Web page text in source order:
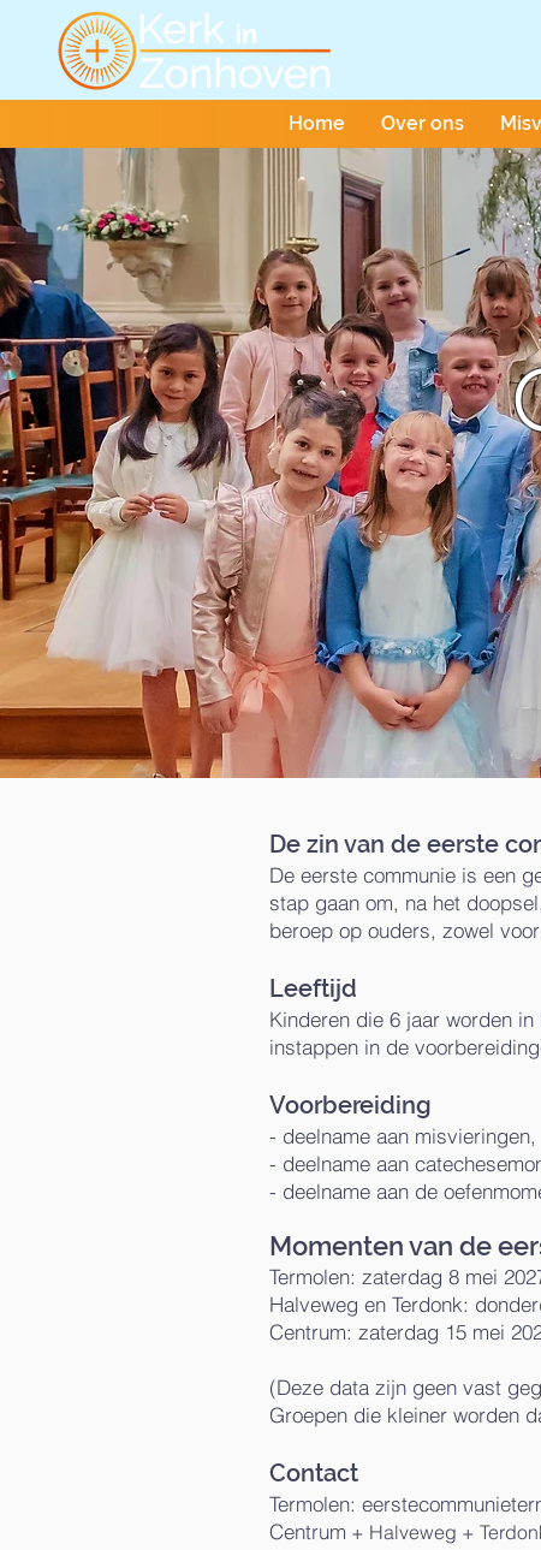
Home Over ons
De zin van de eerste
De eerste communie is een
stap gaan om, na het
beroep op ouders, zowel
Leeftijd
Kinderen die 6 jaar worden
instappen in de
Voorbereiding
- deelname aan misvieringen,
- deelname aan
- deelname aan de
Momenten van de
Termolen: zaterdag 8 mei
Halveweg en Terdonk:
Centrum: zaterdag 15 mei
(Deze data zijn geen vast
Groepen die kleiner worden
Contact
Termolen:
Centrum + Halveweg +